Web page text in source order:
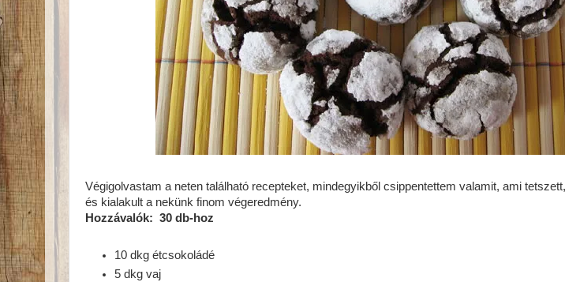
Végigolvastam a neten található recepteket, mindegyikből csippentettem valamit, ami
és kialakult a nekünk finom végeredmény.
Hozzávalók: 30 db-hoz
10 dkg étcsokoládé
5 dkg vaj